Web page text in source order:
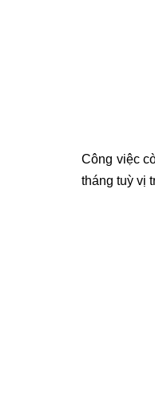
Công việc
tháng tuỳ vị